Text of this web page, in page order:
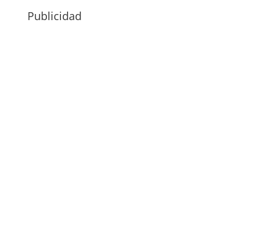
Publicidad